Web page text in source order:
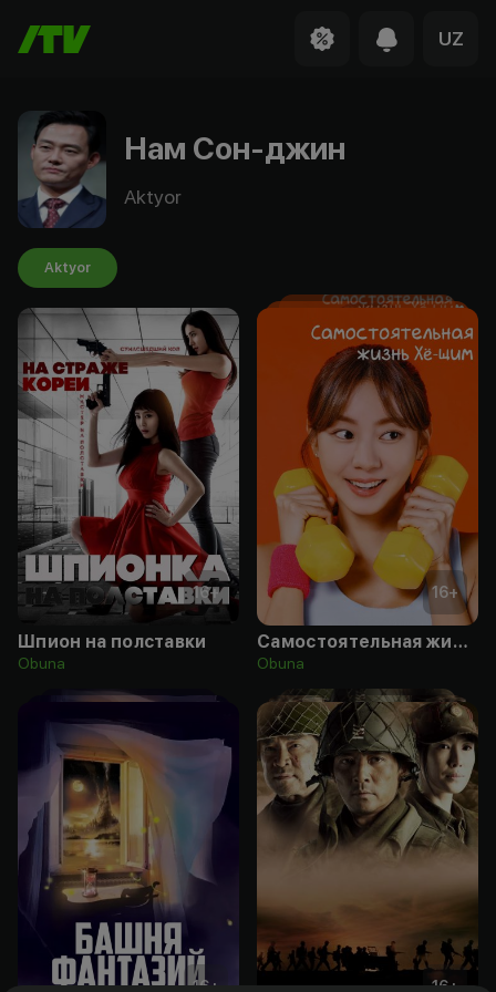
UZ
Нам Сон-джин
Aktyor
Aktyor
16+
Шпион на полставки
Obuna
16+
Самостоятельная жизнь Хё-щим
Obuna
16 + 16+